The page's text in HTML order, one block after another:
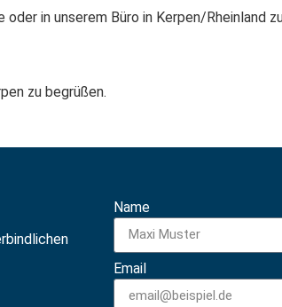
in unserem Büro in Kerpen/Rheinland
zu begrüßen.
Name
Email